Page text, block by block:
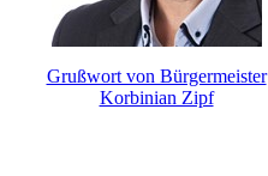
Grußwort von Bürgermeister
Korbinian Zipf